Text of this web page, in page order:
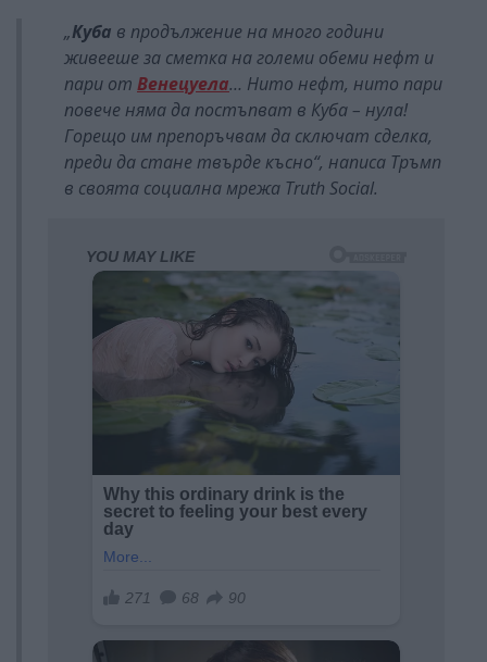
„Куба в продължение на много години
живееше за сметка на големи обеми нефт и
пари от Венецуела… Нито нефт, нито пари
повече няма да постъпват в Куба – нула!
Горещо им препоръчвам да сключат сделка,
преди да стане твърде късно“, написа Тръмп
в своята социална мрежа Truth Social.